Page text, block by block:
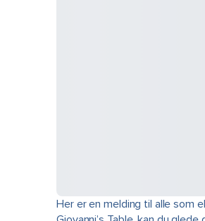
Her er en melding til alle som